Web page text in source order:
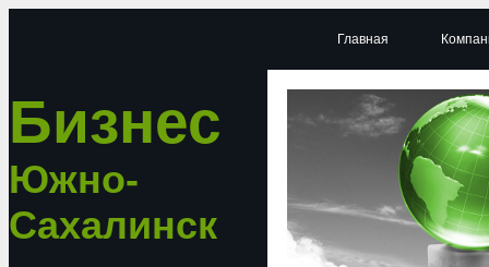
Бизнес
Южно-
Сахалинск
Главная